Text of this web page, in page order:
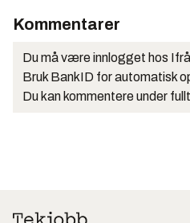
Kommentarer
Du må være innlogget hos
Bruk BankID for automatisk
Du kan kommentere under